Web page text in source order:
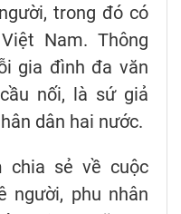
trong đó có
Nam. Thông
gia đình đa văn
nối, là sứ giả
dân hai nước.
chia sẻ về cuộc
người, phu nhân